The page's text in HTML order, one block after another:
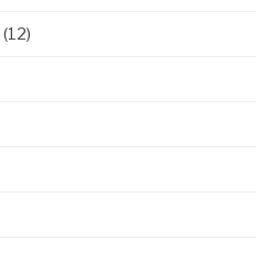
(12)